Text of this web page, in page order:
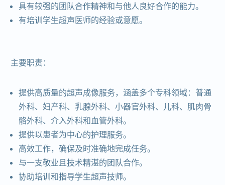
具有较强的团队合作精神和与他人良好合作的能力。
有培训学生超声医师的经验或意愿。
主要职责：
提供高质量的超声成像服务，涵盖多个专科领域：普通
外科、妇产科、乳腺外科、小器官外科、儿科、肌肉骨
骼外科、介入外科和血管外科。
提供以患者为中心的护理服务。
高效工作，确保及时准确地完成任务。
与一支敬业且技术精湛的团队合作。
协助培训和指导学生超声技师。